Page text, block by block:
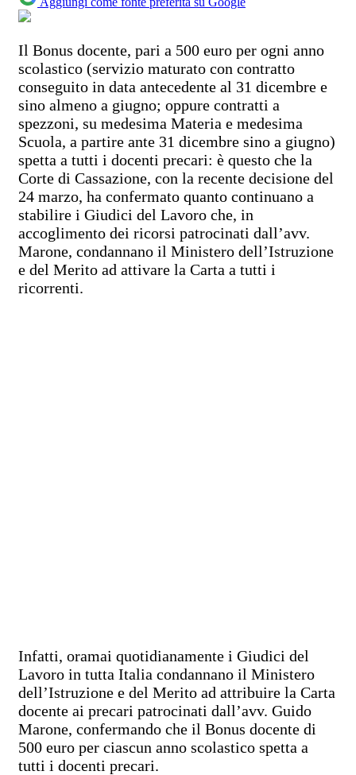
Il Bonus docente, pari a 500 euro per ogni anno
scolastico (servizio maturato con contratto
conseguito in data antecedente al 31 dicembre e
sino almeno a giugno; oppure contratti a
spezzoni, su medesima Materia e medesima
Scuola, a partire ante 31 dicembre sino a giugno)
spetta a tutti i docenti precari: è questo che la
Corte di Cassazione, con la recente decisione del
24 marzo, ha confermato quanto continuano a
stabilire i Giudici del Lavoro che, in
accoglimento dei ricorsi patrocinati dall’avv.
Marone, condannano il Ministero dell’Istruzione
e del Merito ad attivare la Carta a tutti i
ricorrenti.
Infatti, oramai quotidianamente i Giudici del
Lavoro in tutta Italia condannano il Ministero
dell’Istruzione e del Merito ad attribuire la Carta
docente ai precari patrocinati dall’avv. Guido
Marone, confermando che il Bonus docente di
500 euro per ciascun anno scolastico spetta a
tutti i docenti precari.